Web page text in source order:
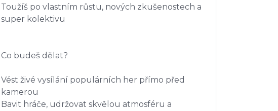
Toužíš po vlastním růstu, nových zkušenostech a
super kolektivu
Co budeš dělat?
Vést živé vysílání populárních her přímo před
kamerou
Bavit hráče, udržovat skvělou atmosféru a